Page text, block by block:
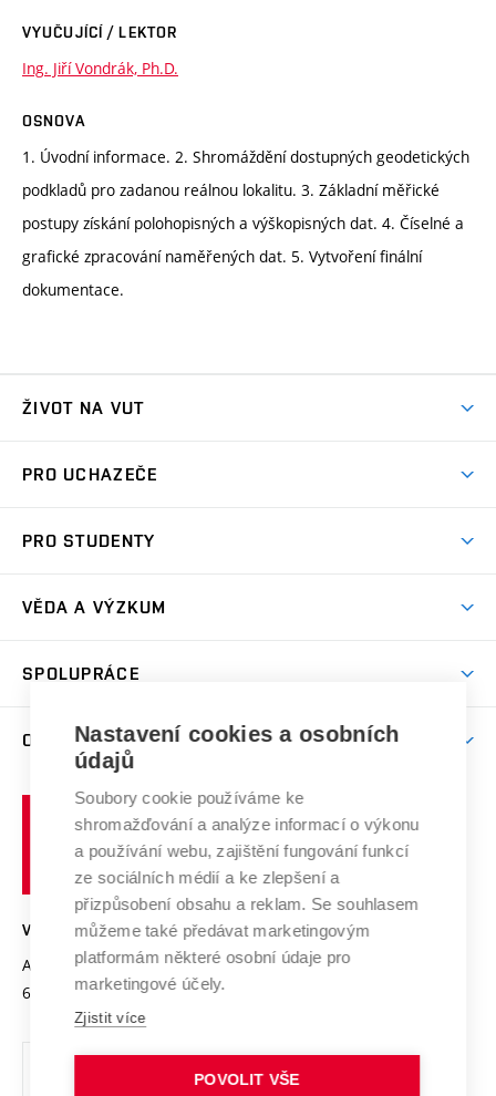
VYUČUJÍCÍ / LEKTOR
Ing. Jiří Vondrák, Ph.D.
OSNOVA
1. Úvodní informace. 2. Shromáždění dostupných geodetických
podkladů pro zadanou reálnou lokalitu. 3. Základní měřické
postupy získání polohopisných a výškopisných dat. 4. Číselné a
grafické zpracování naměřených dat. 5. Vytvoření finální
dokumentace.
ŽIVOT NA VUT
Koleje
Sport na VUT
PRO UCHAZEČE
Dny otevřených dveří
Celoživotní vzdělávání
E-přihláška
PRO STUDENTY
Harmonogram akademického roku
Závěrečné práce
Doktorské studium
Zpracování osobních údajů studentů
Sociální bezpečí
Studium bez bariér
Podpora podnikání
VĚDA A VÝZKUM
Mezinárodní vědecká rada
Systém zajišťování kvality výzkumu
Výzkumné infrastruktury
Transfer znalostí
Open Science
Projekty
Projekty ze strukturálních fondů
Specifický výzkum
SPOLUPRÁCE
Zahraniční spolupráce
Spolupráce se školami
Služby univerzity
Mezinárodní dohody
Univerzitní sítě
O UNIVERZITĚ
Profil univerzity
Udržitelná univerzita
Podnikavá univerzita / ContriBUTe
Bezpečná univerzita
Vyznamenání
Organizační struktura
Ochrana osobních údajů
učení
technické
VYSOKÉ UČENÍ TECHNICKÉ V BRNĚ
Antonínská 548/1
602 00 Brno
www.vut.cz
vut@vutbr.cz
Nastavení cookies a osobních
údajů
Soubory cookie používáme ke
shromažďování a analýze informací o výkonu
a používání webu, zajištění fungování funkcí
ze sociálních médií a ke zlepšení a
přizpůsobení obsahu a reklam. Se souhlasem
můžeme také předávat marketingovým
platformám některé osobní údaje pro
marketingové účely.
Zjistit více
POVOLIT VŠE